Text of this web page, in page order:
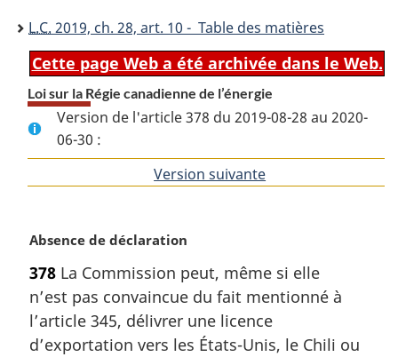
L.C. 2019, ch. 28, art. 10 - Table des matières
Cette page Web a été archivée dans le Web.
Loi sur la Régie canadienne de l’énergie
Version de l'article 378 du 2019-08-28 au 2020-
06-30 :
Version suivante
N
t
e
m
a
Absence de déclaration
378 La Commission peut, même si elle
n’est pas convaincue du fait mentionné à
l’article 345, délivrer une licence
d’exportation vers les États-Unis, le Chili ou